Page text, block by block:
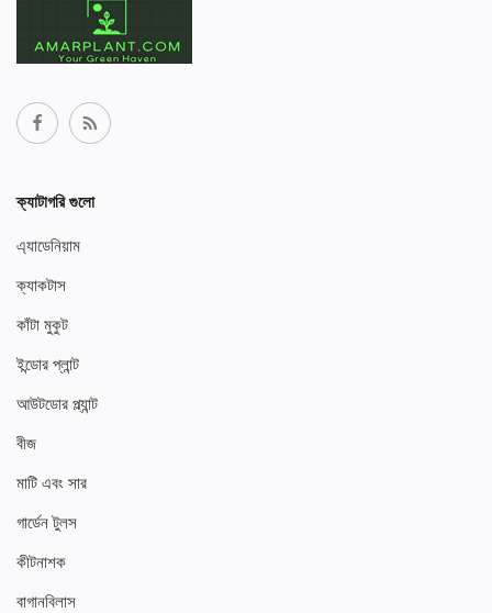
ক্যাটাগরি গুলো
এ্যাডেনিয়াম
ক্যাকটাস
কাঁটা মুকুট
ইন্ডোর প্লান্ট
আউটডোর প্ল্যান্ট
বীজ
মাটি এবং সার
গার্ডেন টুলস
কীটনাশক
বাগানবিলাস